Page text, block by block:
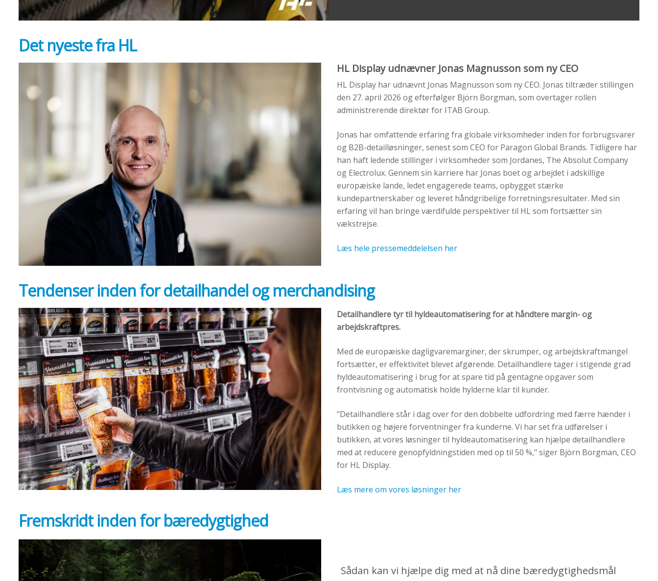
Det nyeste fra HL
HL Display udnævner Jonas Magnusson som ny CEO
HL Display har udnævnt Jonas Magnusson som ny CEO. Jonas tiltræder stillingen
den 27. april 2026 og efterfølger Björn Borgman, som overtager rollen
administrerende direktør for ITAB Group.
Jonas har omfattende erfaring fra globale virksomheder inden for forbrugsvarer
og B2B-detailløsninger, senest som CEO for Paragon Global Brands. Tidligere har
han haft ledende stillinger i virksomheder som Jordanes, The Absolut Company
og Electrolux. Gennem sin karriere har Jonas boet og arbejdet i adskillige
europæiske lande, ledet engagerede teams, opbygget stærke
kundepartnerskaber og leveret håndgribelige forretningsresultater. Med sin
erfaring vil han bringe værdifulde perspektiver til HL som fortsætter sin
vækstrejse.
Læs hele pressemeddelelsen her
Tendenser inden for detailhandel og merchandising
Detailhandlere tyr til hyldeautomatisering for at håndtere margin- og
arbejdskraftpres.
Med de europæiske dagligvaremarginer, der skrumper, og arbejdskraftmangel
fortsætter, er effektivitet blevet afgørende. Detailhandlere tager i stigende grad
hyldeautomatisering i brug for at spare tid på gentagne opgaver som
frontvisning og automatisk holde hylderne klar til kunder.
"Detailhandlere står i dag over for den dobbelte udfordring med færre hænder i
butikken og højere forventninger fra kunderne. Vi har set fra udførelser i
butikken, at vores løsninger til hyldeautomatisering kan hjælpe detailhandlere
med at reducere genopfyldningstiden med op til 50 %," siger Björn Borgman, CEO
for HL Display.
Læs mere om vores løsninger her
Fremskridt inden for bæredygtighed
Sådan kan vi hjælpe dig med at nå dine bæredygtighedsmål